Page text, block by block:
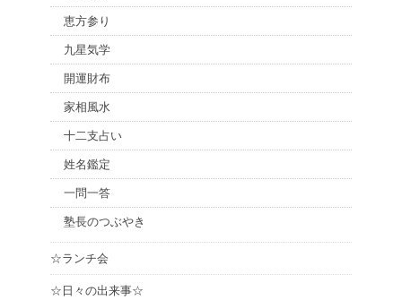
恵方参り
九星気学
開運財布
家相風水
十二支占い
姓名鑑定
一問一答
塾長のつぶやき
☆ランチ会
☆日々の出来事☆